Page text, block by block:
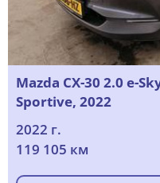
Mazda CX-30 2.0 e-
Sportive, 2022
2022 г.
119 105 км